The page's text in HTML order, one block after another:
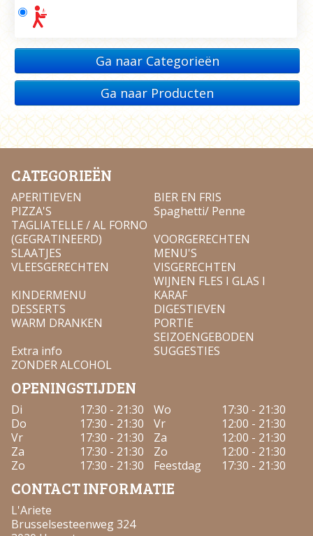
Ga naar Categorieën
Ga naar Producten
CATEGORIEËN
APERITIEVEN
BIER EN FRIS
PIZZA'S
Spaghetti/ Penne
TAGLIATELLE / AL FORNO
(GEGRATINEERD)
VOORGERECHTEN
SLAATJES
MENU'S
VLEESGERECHTEN
VISGERECHTEN
KINDERMENU
WIJNEN FLES I GLAS I
KARAF
DESSERTS
DIGESTIEVEN
WARM DRANKEN
PORTIE
Extra info
SEIZOENGEBODEN
SUGGESTIES
ZONDER ALCOHOL
OPENINGSTIJDEN
Di 17:30 - 21:30 Wo
17:30 - 21:30
Do
17:30 - 21:30 Vr
12:00 - 21:30
Vr
17:30 - 21:30 Za
12:00 - 21:30
Za
17:30 - 21:30 Zo
12:00 - 21:30
Zo
17:30 - 21:30 Feestdag 17:30 - 21:30
CONTACT INFORMATIE
L'Ariete
Brusselsesteenweg 324